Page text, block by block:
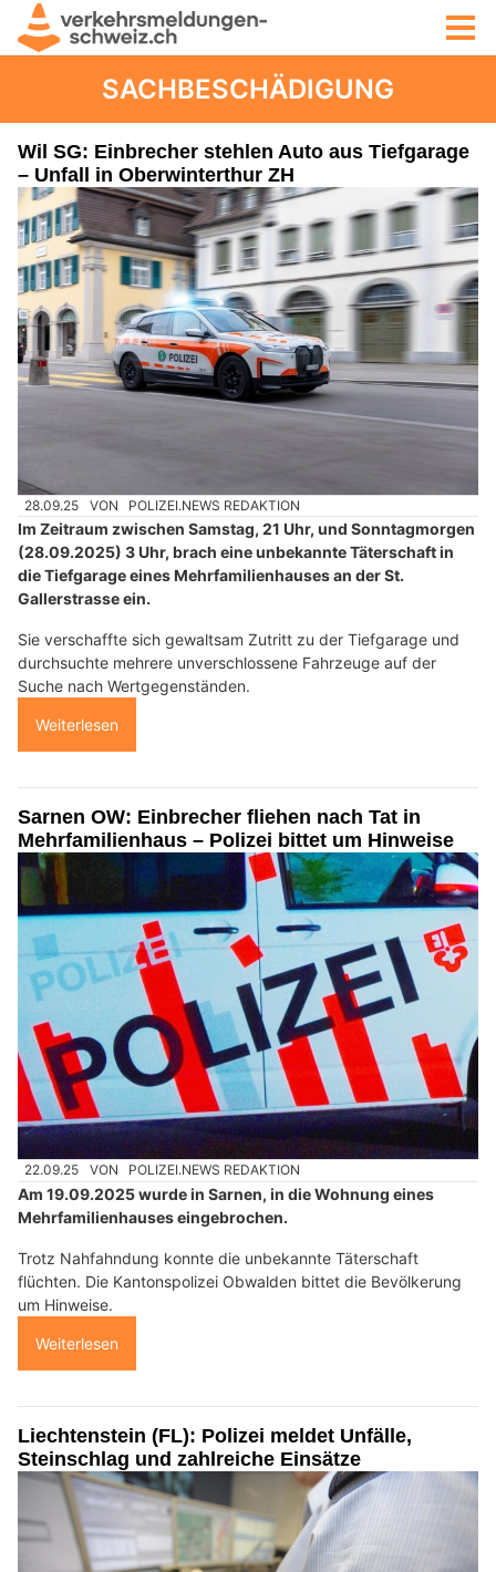
SACHBESCHÄDIGUNG
Wil SG: Einbrecher stehlen Auto aus Tiefgarage
– Unfall in Oberwinterthur ZH
28.09.25 VON POLIZEI.NEWS REDAKTION
Im Zeitraum zwischen Samstag, 21 Uhr, und Sonntagmorgen
(28.09.2025) 3 Uhr, brach eine unbekannte Täterschaft in
die Tiefgarage eines Mehrfamilienhauses an der St.
Gallerstrasse ein.
Sie verschaffte sich gewaltsam Zutritt zu der Tiefgarage und
durchsuchte mehrere unverschlossene Fahrzeuge auf der
Suche nach Wertgegenständen.
Weiterlesen
Sarnen OW: Einbrecher fliehen nach Tat in
Mehrfamilienhaus – Polizei bittet um Hinweise
22.09.25 VON POLIZEI.NEWS REDAKTION
Am 19.09.2025 wurde in Sarnen, in die Wohnung eines
Mehrfamilienhauses eingebrochen.
Trotz Nahfahndung konnte die unbekannte Täterschaft
flüchten. Die Kantonspolizei Obwalden bittet die Bevölkerung
um Hinweise.
Weiterlesen
Liechtenstein (FL): Polizei meldet Unfälle,
Steinschlag und zahlreiche Einsätze